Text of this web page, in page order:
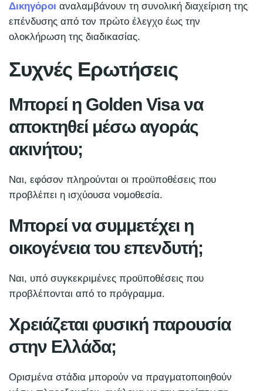
Δικηγόροι αναλαμβάνουν τη συνολική διαχείριση της
επένδυσης από τον πρώτο έλεγχο έως την
ολοκλήρωση της διαδικασίας.
Συχνές Ερωτήσεις
Μπορεί η Golden Visa να
αποκτηθεί μέσω αγοράς
ακινήτου;
Ναι, εφόσον πληρούνται οι προϋποθέσεις που
προβλέπει η ισχύουσα νομοθεσία.
Μπορεί να συμμετέχει η
οικογένεια του επενδυτή;
Ναι, υπό συγκεκριμένες προϋποθέσεις που
προβλέπονται από το πρόγραμμα.
Χρειάζεται φυσική παρουσία
στην Ελλάδα;
Ορισμένα στάδια μπορούν να πραγματοποιηθούν